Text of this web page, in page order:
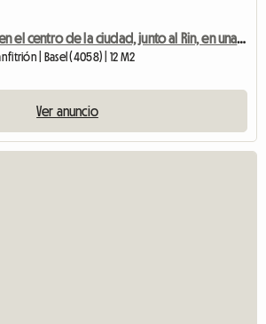
Dormitorio en el centro de la ciudad, junto al Rin, en una ubicación privilegiada
| Basel (4058) | 12 M2
Ver anuncio